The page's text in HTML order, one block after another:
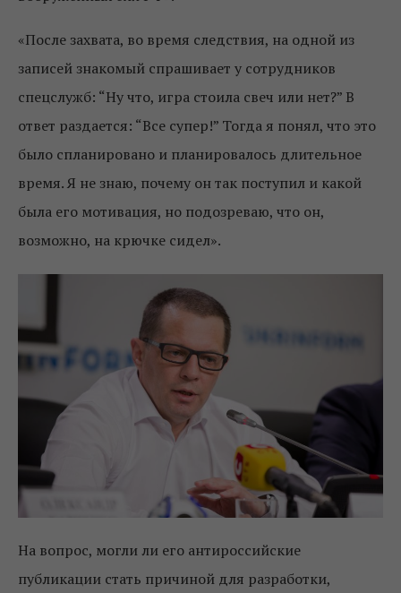
«После захвата, во время следствия, на одной из
записей знакомый спрашивает у сотрудников
спецслужб: “Ну что, игра стоила свеч или нет?” В
ответ раздается: “Все супер!” Тогда я понял, что это
было спланировано и планировалось длительное
время. Я не знаю, почему он так поступил и какой
была его мотивация, но подозреваю, что он,
возможно, на крючке сидел».
На вопрос, могли ли его антироссийские
публикации стать причиной для разработки,